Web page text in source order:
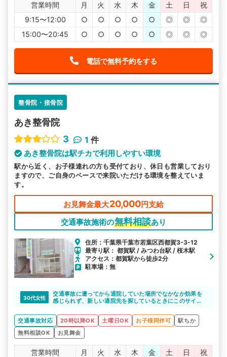
営業時間 月 火 水 木 金 土 日
祝
9:15〜12:00
○ ○ ○ ○ ○ ◎ ◎
◎
15:00〜20:45
○ ○ ○ ○ ○ ◎ ◎ ◎
電話で無料予約をする
整骨院・接骨院
あき整骨院
3
1 件
あき整骨院は駅チカで利用しやすい環境
駅から近く、お子様連れの方も受付ており、休日も営業しており
ますので、ご自身のペースで来院いただける環境を整えていま
す。
お見舞金最大20,000円支給
交通事故施術の無料相談あり
住所：千葉県千葉市若葉区西都賀3-3-12
最寄り駅： 都賀駅 / みつわ台駅 / 桜木駅
アクセス：都賀駅から徒歩2分
駐車場：無
30代女性
交通事故に遭ってから通院していた場所でなかなか効果を
感じられず、新しい通院先を探しているときにこのサイト
こちらが通いやすい条件に合った整骨院を紹介していただ
けて転院でき、体の調子もよくなりました。
交通事故対応 20時以降OK 土曜日OK お子様同伴可
駅ちか
無料相談OK
お見舞金
営業時間 月 火 水 木 金 土 日
祝